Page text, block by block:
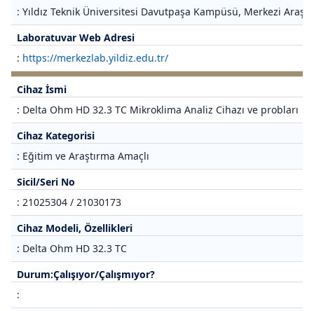
: Yıldız Teknik Üniversitesi Davutpaşa Kampüsü, Merkezi
Laboratuvar Web Adresi
: https://merkezlab.yildiz.edu.tr/
Cihaz İsmi
: Delta Ohm HD 32.3 TC Mikroklima Analiz Cihazı ve probları
Cihaz Kategorisi
: Eğitim ve Araştırma Amaçlı
Sicil/Seri No
: 21025304 / 21030173
Cihaz Modeli, Özellikleri
: Delta Ohm HD 32.3 TC
Durum:Çalışıyor/Çalışmıyor?
: